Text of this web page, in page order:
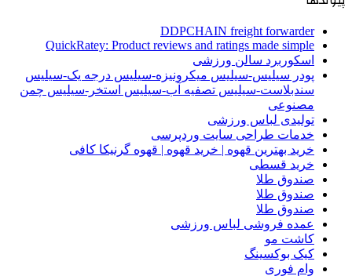
DDPCHAIN freight forwarder
QuickRatey: Product reviews and ratings made simple
اسکوربرد سالن ورزشی
پودر سیلیس-سیلیس میکرونیزه-سیلیس درجه یک-سیلیس
سندبلاست-سیلیس تصفیه آب-سیلیس استخر-سیلیس چمن
مصنوعی
تولیدی لباس ورزشی
خدمات طراحی سایت وردپرسی
خرید بهترین قهوه | خرید قهوه | قهوه گرنیکا کافی
خرید قسطی
صندوق طلا
صندوق طلا
صندوق طلا
عمده فروشی لباس ورزشی
کاشت مو
کیک بوکسینگ
وام فوری